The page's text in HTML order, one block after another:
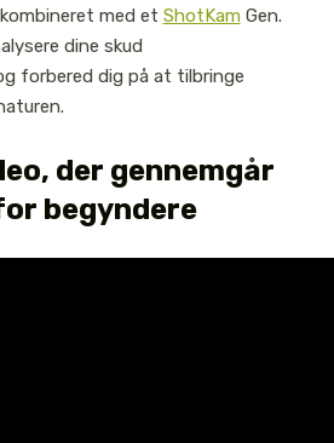
med et ShotKamGen.
dine skud
forbered dig på at tilbringe
der gennemgår
begyndere